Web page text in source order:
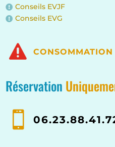
 Conseils EVJF
 Conseils EVG

Réservation
